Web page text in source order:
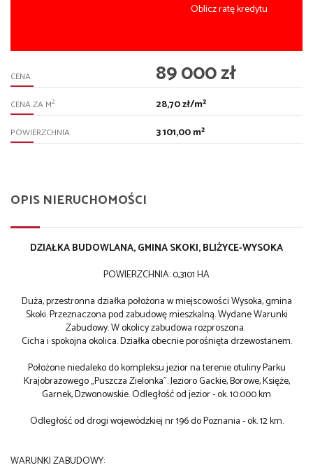
Oblicz ratę kredytu
CENA 89 000 zł
CENA ZA M2 28,70 zł/m²
POWIERZCHNIA 3 101,00 m²
OPIS NIERUCHOMOŚCI
DZIAŁKA BUDOWLANA, GMINA SKOKI, BLIŻYCE-WYSOKA
POWIERZCHNIA: 0,3101 HA
Duża, przestronna działka położona w miejscowości Wysoka, gmina
Skoki. Przeznaczona pod zabudowę mieszkalną. Wydane Warunki
Zabudowy. W okolicy zabudowa rozproszona.
Cicha i spokojna okolica. Działka obecnie porośnięta drzewostanem.
Położone niedaleko do kompleksu jezior na terenie otuliny Parku
Krajobrazowego „Puszcza Zielonka”. Jezioro Gackie, Borowe, Księże,
Garnek, Dzwonowskie. Odległość od jezior - ok. 10.000 km
Odległość od drogi wojewódzkiej nr 196 do Poznania - ok. 12 km.
WARUNKI ZABUDOWY: